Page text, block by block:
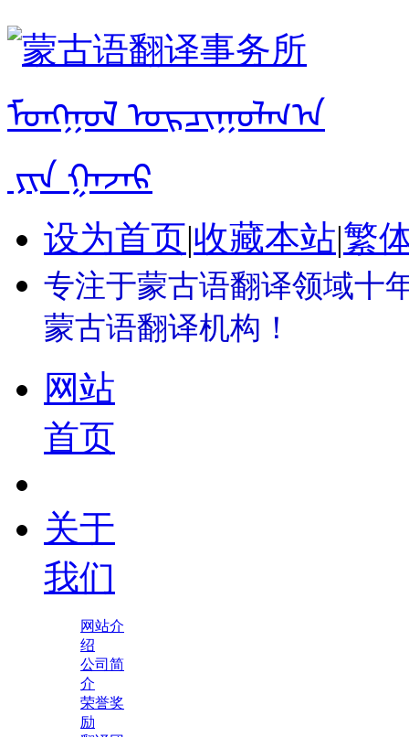
设为首页|收藏本站|繁
专注于蒙古语翻译领域十
蒙古语翻译机构！
网站
首页
关于
我们
网站介
绍
公司简
介
荣誉奖
励